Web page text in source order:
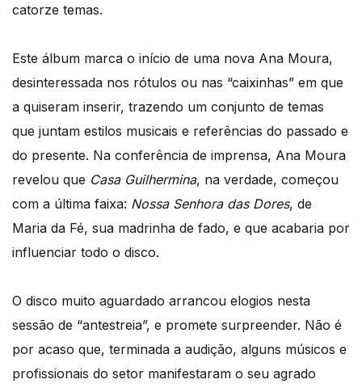
catorze temas.
Este álbum marca o início de uma nova Ana Moura,
desinteressada nos rótulos ou nas “caixinhas” em que
a quiseram inserir, trazendo um conjunto de temas
que juntam estilos musicais e referências do passado e
do presente. Na conferência de imprensa, Ana Moura
revelou que Casa Guilhermina, na verdade, começou
com a última faixa: Nossa Senhora das Dores, de
Maria da Fé, sua madrinha de fado, e que acabaria por
influenciar todo o disco.
O disco muito aguardado arrancou elogios nesta
sessão de “antestreia”, e promete surpreender. Não é
por acaso que, terminada a audição, alguns músicos e
profissionais do setor manifestaram o seu agrado